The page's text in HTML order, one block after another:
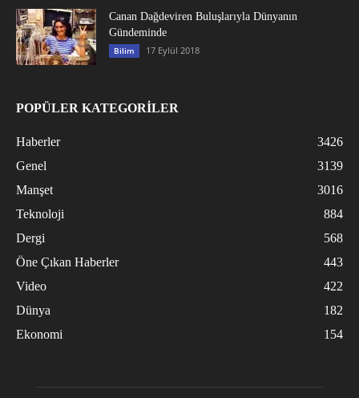
Canan Dağdeviren Buluşlarıyla Dünyanın
Gündeminde
Bilim 17 Eylül 2018
POPÜLER KATEGORİLER
Haberler
3426
Genel
3139
Manşet
3016
Teknoloji
884
Dergi
568
Öne Çıkan Haberler
443
Video
422
Dünya
182
Ekonomi
154